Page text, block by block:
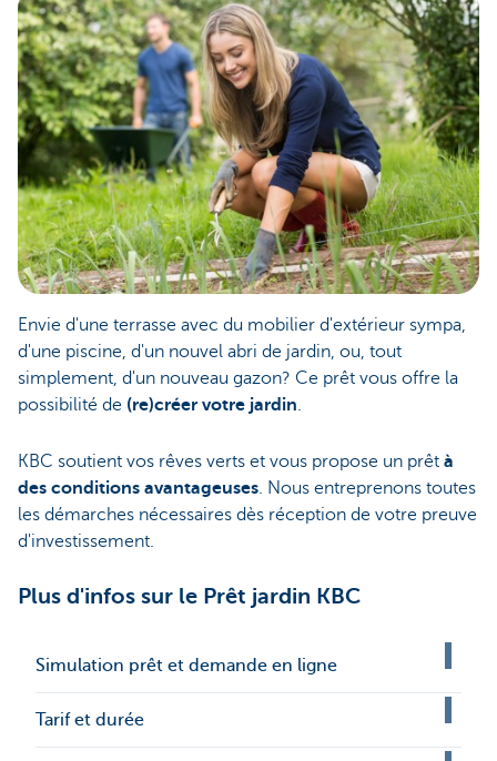
Envie d'une terrasse avec du mobilier d'extérieur sympa,
d'une piscine, d'un nouvel abri de jardin, ou, tout
simplement, d'un nouveau gazon? Ce prêt vous offre la
possibilité de (re)créer votre jardin.
KBC soutient vos rêves verts et vous propose un prêt à
des conditions avantageuses. Nous entreprenons toutes
les démarches nécessaires dès réception de votre preuve
d'investissement.
Plus d'infos sur le Prêt jardin KBC
Simulation prêt et demande en ligne
Tarif et durée